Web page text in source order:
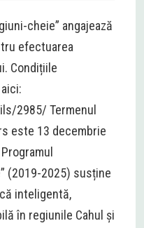
cheie” angajează
efectuarea
Condițiile
2985/ Termenul
este 13 decembrie
(2019-2025) susține
inteligentă,
în regiunile Cahul și